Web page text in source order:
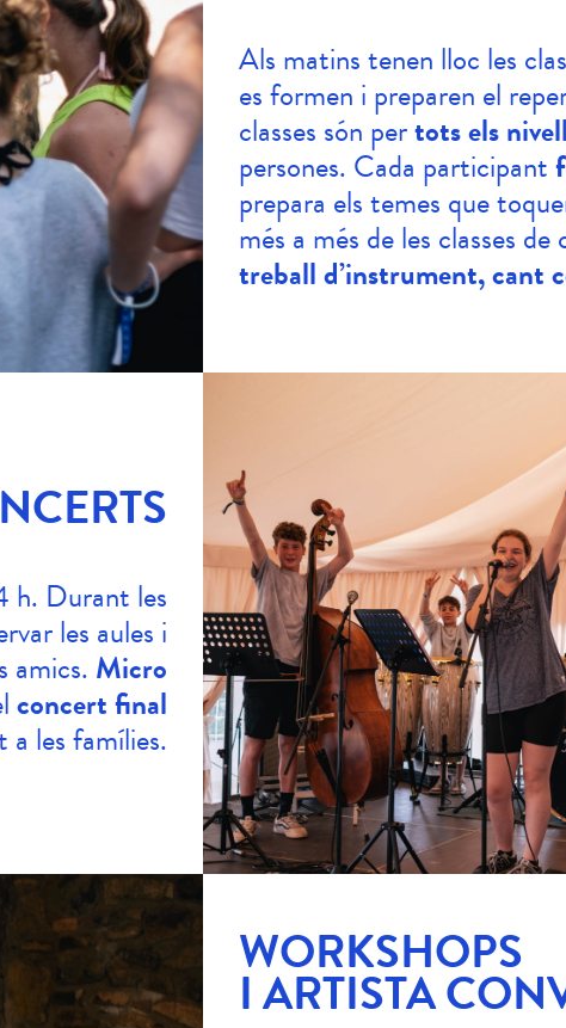
Als matins tenen lloc les
es formen i preparen el
classes són pertots els
persones. Cada participant
prepara els temes que
més a més de les classes
treball d’instrument, cant
h. Durant les
les aules i
amics. Micro
concert final
a les famílies.
WORKSHOPS
I ARTISTA